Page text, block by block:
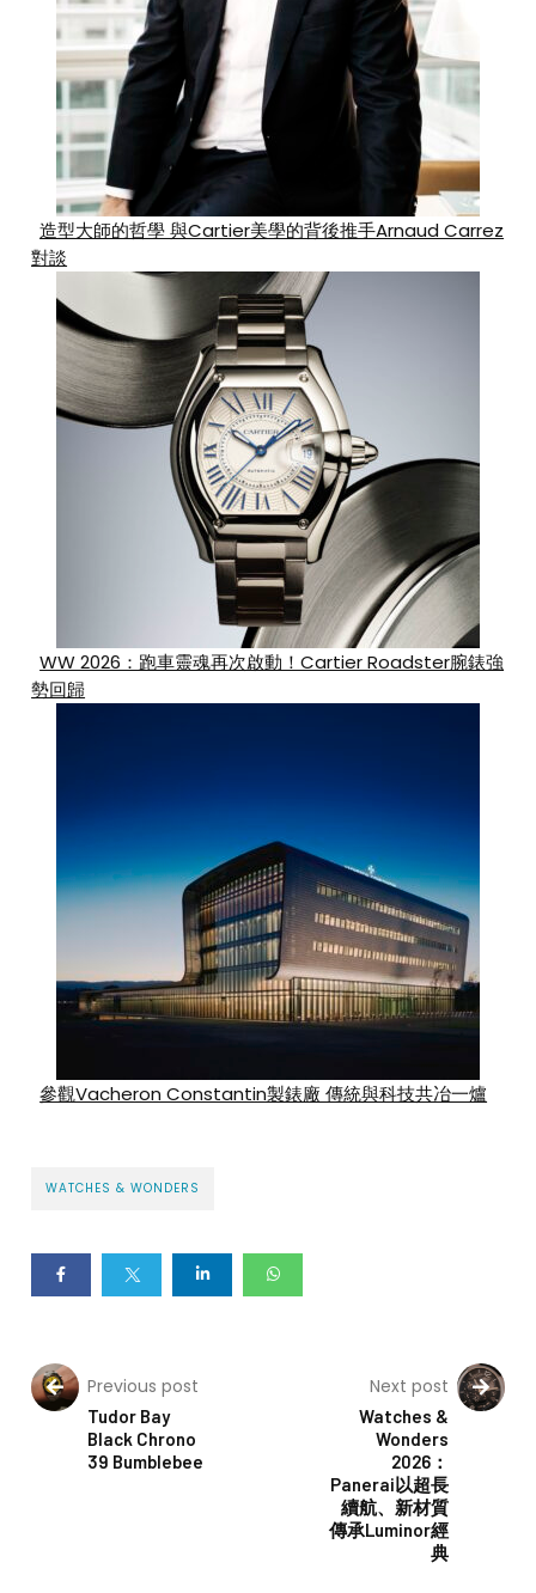
造型大師的哲學 與Cartier美學的背後推手Arnaud Carrez
對談
WW 2026：跑車靈魂再次啟動！Cartier Roadster腕錶強
勢回歸
參觀Vacheron Constantin製錶廠 傳統與科技共冶一爐
WATCHES & WONDERS
Previous post
Tudor Bay
Black Chrono
39 Bumblebee
Next post
Watches &
Wonders
2026：
Panerai以超長
續航、新材質
傳承Luminor經
典